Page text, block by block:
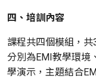
四、培訓內容
課程共四個模組，共
分別為EMI教學環境
學演示，主題結合